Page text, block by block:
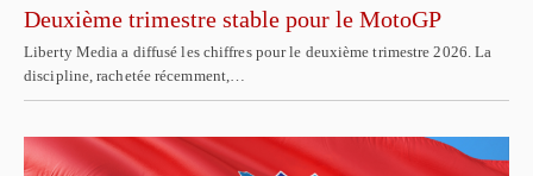
Deuxième trimestre stable pour le MotoGP
Liberty Media a diffusé les chiffres pour le deuxième trimestre 2026. La
discipline, rachetée récemment,…